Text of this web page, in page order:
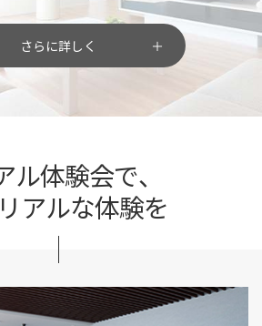
さらに詳しく
ル体験会で、
アルな体験を